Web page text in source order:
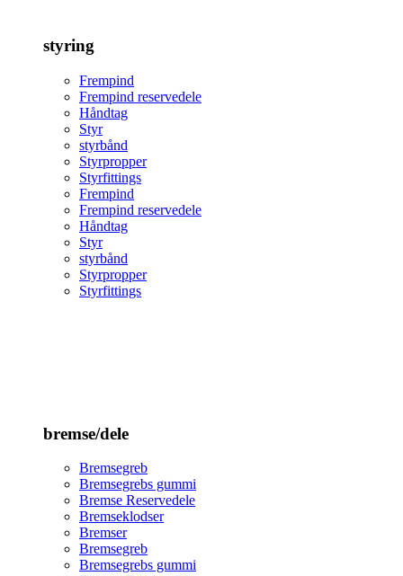
styring
Frempind
Frempind reservedele
Håndtag
Styr
styrbånd
Styrpropper
Styrfittings
Frempind
Frempind reservedele
Håndtag
Styr
styrbånd
Styrpropper
Styrfittings
bremse/dele
Bremsegreb
Bremsegrebs gummi
Bremse Reservedele
Bremseklodser
Bremser
Bremsegreb
Bremsegrebs gummi